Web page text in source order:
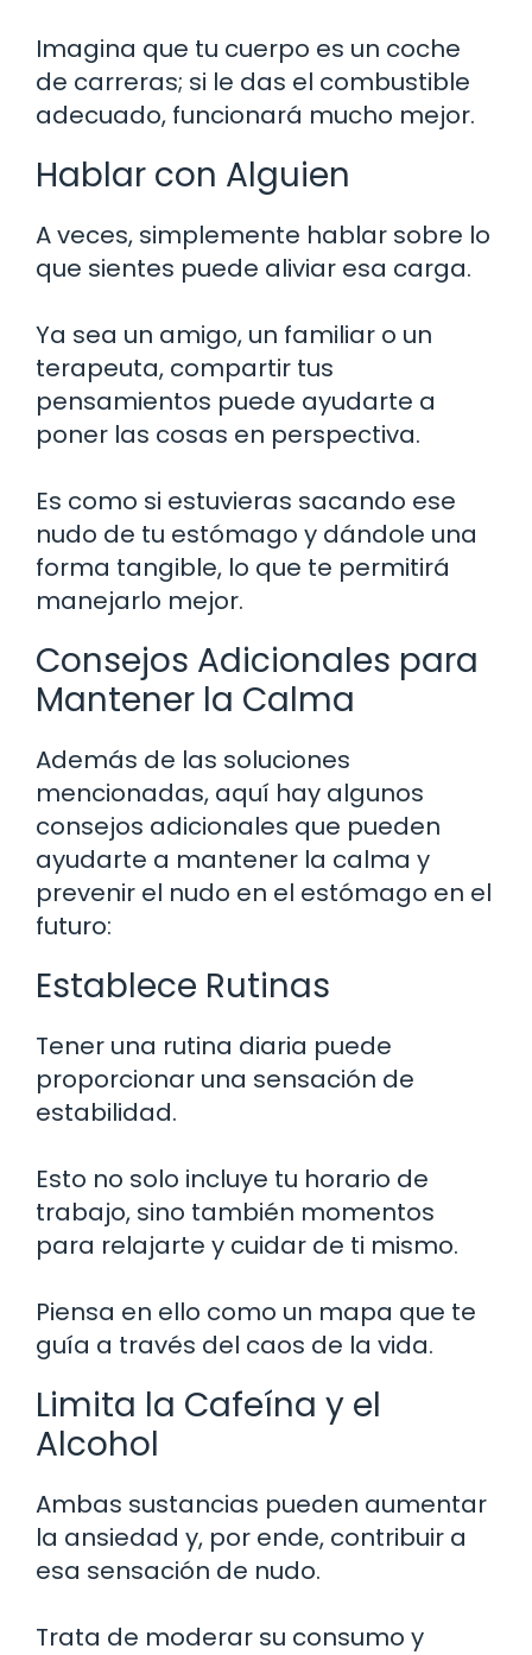
Imagina que tu cuerpo es un coche
de carreras; si le das el combustible
adecuado, funcionará mucho mejor.
Hablar con Alguien
A veces, simplemente hablar sobre lo
que sientes puede aliviar esa carga.
Ya sea un amigo, un familiar o un
terapeuta, compartir tus
pensamientos puede ayudarte a
poner las cosas en perspectiva.
Es como si estuvieras sacando ese
nudo de tu estómago y dándole una
forma tangible, lo que te permitirá
manejarlo mejor.
Consejos Adicionales para
Mantener la Calma
Además de las soluciones
mencionadas, aquí hay algunos
consejos adicionales que pueden
ayudarte a mantener la calma y
prevenir el nudo en el estómago en el
futuro:
Establece Rutinas
Tener una rutina diaria puede
proporcionar una sensación de
estabilidad.
Esto no solo incluye tu horario de
trabajo, sino también momentos
para relajarte y cuidar de ti mismo.
Piensa en ello como un mapa que te
guía a través del caos de la vida.
Limita la Cafeína y el
Alcohol
Ambas sustancias pueden aumentar
la ansiedad y, por ende, contribuir a
esa sensación de nudo.
Trata de moderar su consumo y